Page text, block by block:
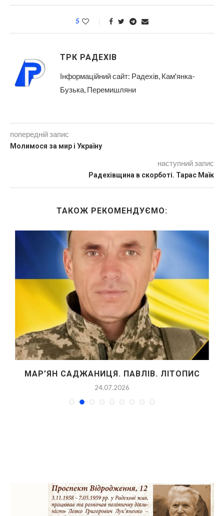
5
ТРК РАДЕХІВ
Інформаційний сайт: Радехів, Кам'янка-
Бузька, Перемишляни
попередній запис
Молимося за мир і Україну
наступний запис
Радехівщина в скорботі. Тарас Маїк
ТАКОЖ РЕКОМЕНДУЄМО:
ПЕРЕД ВАМИ — ОСОБЛИВА СТОРІНКА
ІСТОРІЇ РАДЕХОВА! ПАРАФІЯ...
02.07.2026